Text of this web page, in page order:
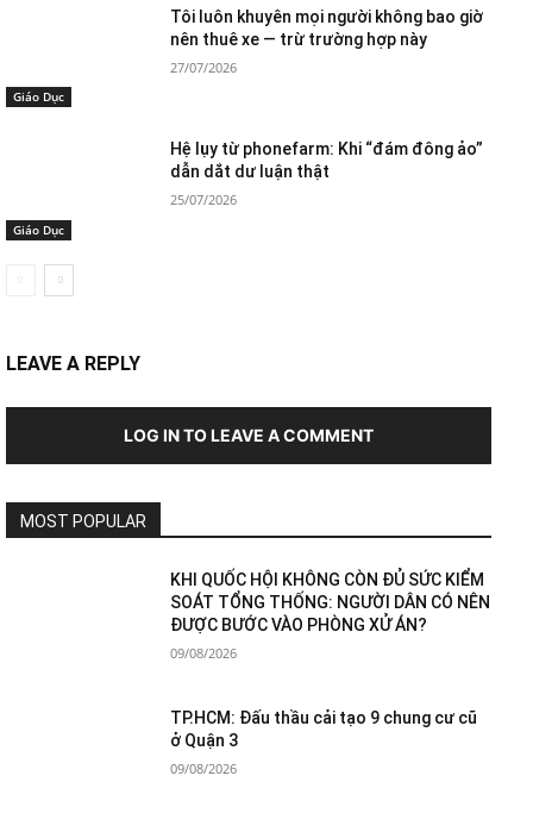
Giáo Dục
Tôi luôn khuyên mọi người không bao giờ
nên thuê xe — trừ trường hợp này
27/07/2026
Giáo Dục
Hệ lụy từ phonefarm: Khi “đám đông ảo”
dẫn dắt dư luận thật
25/07/2026
LEAVE A REPLY
LOG IN TO LEAVE A COMMENT
MOST POPULAR
KHI QUỐC HỘI KHÔNG CÒN ĐỦ SỨC KIỂM
SOÁT TỔNG THỐNG: NGƯỜI DÂN CÓ NÊN
ĐƯỢC BƯỚC VÀO PHÒNG XỬ ÁN?
09/08/2026
TP.HCM: Đấu thầu cải tạo 9 chung cư cũ
ở Quận 3
09/08/2026